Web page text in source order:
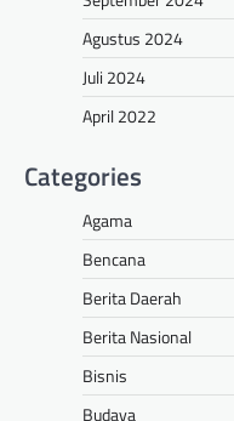
Agustus 2024
Juli 2024
April 2022
Categories
Agama
Bencana
Berita Daerah
Berita Nasional
Bisnis
Budaya